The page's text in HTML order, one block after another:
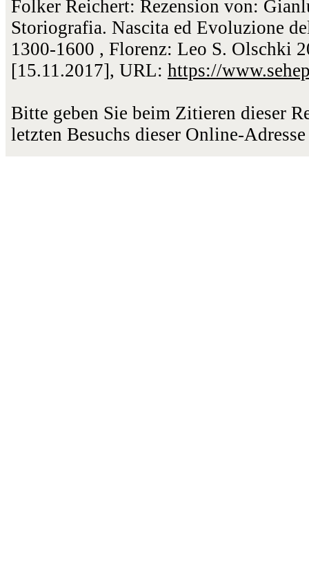
Folker Reichert: Rezension von:
Storiografia. Nascita ed Evoluzione
1300-1600 , Florenz: Leo S. Olschki
[15.11.2017], URL: https://
Bitte geben Sie beim Zitieren dieser
letzten Besuchs dieser Online-Adresse